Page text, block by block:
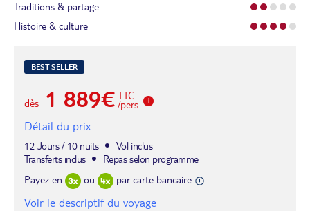
Traditions & partage
Histoire & culture
BEST SELLER
dès 1 889€ TTC
/pers.
Détail du prix
12 Jours / 10 nuits
Vol inclus
Transferts inclus
Repas selon programme
Payez en
ou par carte bancaire
Voir le descriptif du voyage